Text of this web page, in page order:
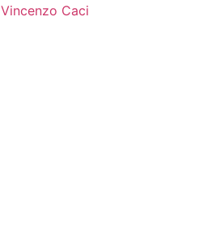
Vincenzo Caci